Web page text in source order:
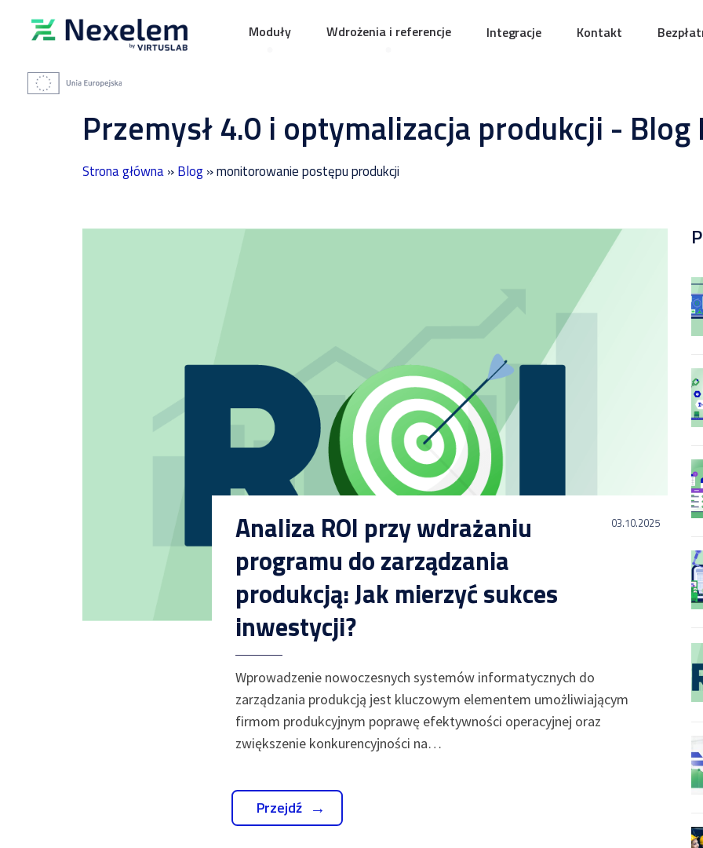
Moduły Wdrożenia i referencje Integracje Kontakt
Przemysł 4.0 i optymalizacja produkcji - Blog
Strona główna»Blog»monitorowanie postępu produkcji
Analiza ROI przy wdrażaniu
programu do zarządzania
produkcją: Jak mierzyć sukces
inwestycji?
03.10.2025
Wprowadzenie nowoczesnych systemów informatycznych do
zarządzania produkcją jest kluczowym elementem umożliwiającym
firmom produkcyjnym poprawę efektywności operacyjnej oraz
zwiększenie konkurencyjności na…
Przejdź